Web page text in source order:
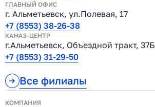
ГЛАВНЫЙ ОФИС
г. Альметьевск, ул.Полевая, 17
+7 (8553) 38-26-38
КАМАЗ-ЦЕНТР
г.Альметьевск, Объездной тракт, 37Б
+7 (8553) 31-29-50
Все филиалы
КОМПАНИЯ